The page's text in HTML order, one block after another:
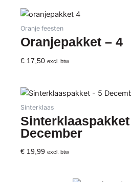
Oranje feesten
Oranjepakket – 4
€ 17,50 excl. btw
Sinterklaas
December
€ 19,99 excl. btw